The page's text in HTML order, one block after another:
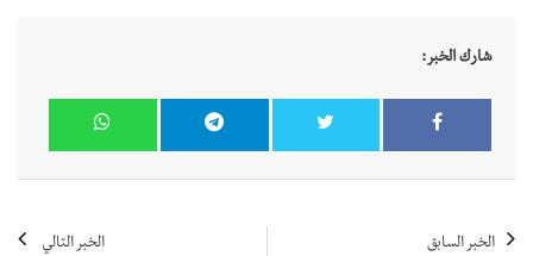
شارك الخبر:
الخبر السابق الخبر التالي